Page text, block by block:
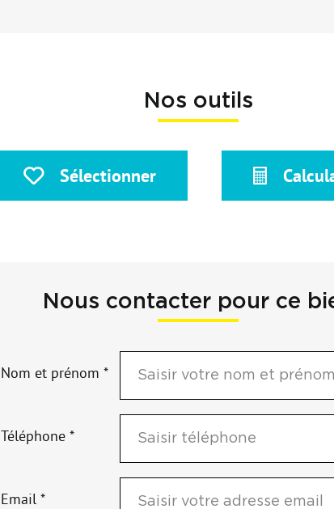
Nos outils
Sélectionner
Nous contacter pour ce
Nom et prénom *
Téléphone *
Email *